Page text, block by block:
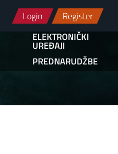
Login Register
ELEKTRONIČKI
UREĐAJI
PREDNARUDŽBE